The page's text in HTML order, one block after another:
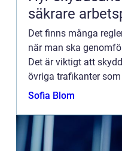
säkrare
Det finns många
när man ska
Det är viktigt att
övriga trafikanter
Sofia Blom